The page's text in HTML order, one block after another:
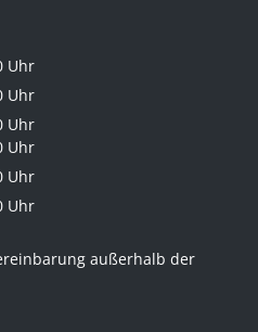
Uhr
Uhr
Uhr
Uhr
Uhr
Uhr
außerhalb der